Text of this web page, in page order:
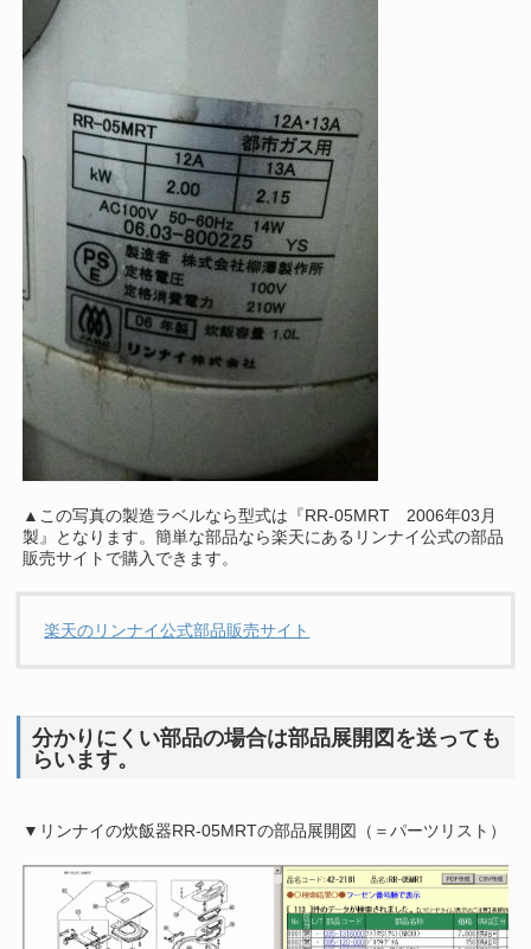
▲この写真の製造ラベルなら型式は『RR-05MRT 2006年03月
製』となります。簡単な部品なら楽天にあるリンナイ公式の部品
販売サイトで購入できます。
楽天のリンナイ公式部品販売サイト
分かりにくい部品の場合は部品展開図を送っても
らいます。
▼リンナイの炊飯器RR-05MRTの部品展開図（＝パーツリスト）